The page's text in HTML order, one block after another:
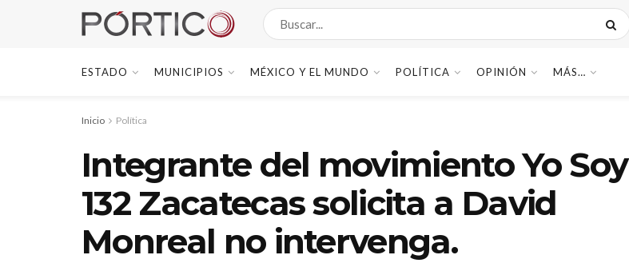
ESTADO MUNICIPIOS MÉXICO Y EL MUNDO POLÍTICA OPINIÓN MÁS…
Inicio Política
Integrante del movimiento Yo Soy
132 Zacatecas solicita a David
Monreal no intervenga.